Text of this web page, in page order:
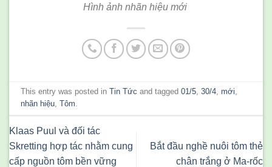
Hình ảnh nhãn hiệu mới
This entry was posted inTin Tức and tagged01/5,30/4,mới,
nhãn hiệu,Tôm.
Klaas Puul và đối tác
Skretting hợp tác nhằm cung
cấp nguồn tôm bền vững
Bắt đầu nghề nuôi tôm thẻ
chân trắng ở Ma-rốc